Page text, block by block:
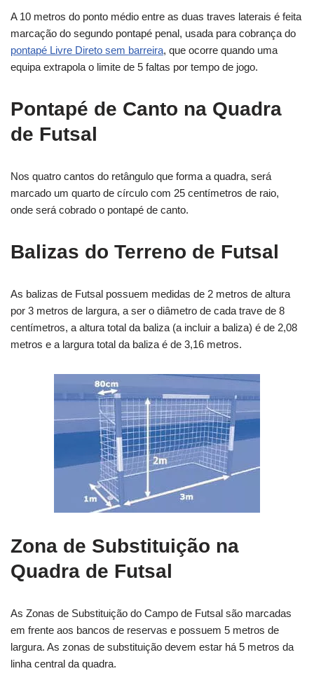
A 10 metros do ponto médio entre as duas traves laterais é feita
marcação do segundo pontapé penal, usada para cobrança do
pontapé Livre Direto sem barreira, que ocorre quando uma
equipa extrapola o limite de 5 faltas por tempo de jogo.
Pontapé de Canto na Quadra
de Futsal
Nos quatro cantos do retângulo que forma a quadra, será
marcado um quarto de círculo com 25 centímetros de raio,
onde será cobrado o pontapé de canto.
Balizas do Terreno de Futsal
As balizas de Futsal possuem medidas de 2 metros de altura
por 3 metros de largura, a ser o diâmetro de cada trave de 8
centímetros, a altura total da baliza (a incluir a baliza) é de 2,08
metros e a largura total da baliza é de 3,16 metros.
Zona de Substituição na
Quadra de Futsal
As Zonas de Substituição do Campo de Futsal são marcadas
em frente aos bancos de reservas e possuem 5 metros de
largura. As zonas de substituição devem estar há 5 metros da
linha central da quadra.